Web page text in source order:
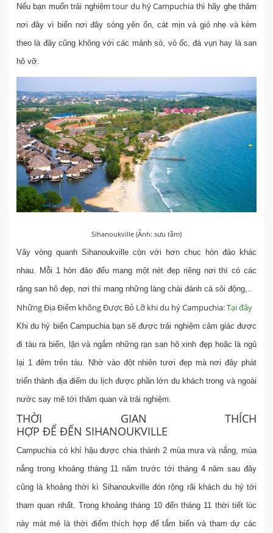
Nếu bạn muốn trải nghiệm tour du hý Campuchia thì hãy ghẹ thăm
nơi đây vì biển nơi đây sóng yên ổn, cát mịn và gió nhẹ và kèm
theo là đây cũng không với các mảnh sò, vỏ ốc, đá vụn hay là san
hô vỡ.
Sihanoukville (Ảnh: sưu tầm)
Vây vòng quanh Sihanoukville còn với hơn chục hòn đảo khác
nhau. Mỗi 1 hòn đảo đểu mang một nét đẹp riêng nơi thì có các
rặng san hô đẹp, nơi thì mang những làng chài đánh cá sôi động,..
Những Địa Điểm không Được Bỏ Lỡ khi du hý Campuchia:Tại đây
Khi du hý biển Campuchia bạn sẽ được trải nghiệm cảm giác được
đi tàu ra biển, lặn và ngắm những rạn san hô xinh đẹp hoặc là ngủ
lại 1 đêm trên tàu. Nhờ vào đột nhiên tươi đẹp mà nơi đây phát
triển thành địa điểm du lịch được phần lớn du khách trong và ngoài
nước say mê tới thăm quan và trải nghiệm.
THỜI GIAN THÍCH
HỢP ĐỂ ĐẾN SIHANOUKVILLE
Campuchia có khí hậu được chia thành 2 mùa mưa và nắng, mùa
nắng trong khoảng tháng 11 năm trước tới tháng 4 năm sau đây
cũng là khoảng thời kì Sihanoukville đón rộng rãi khách du hý tới
tham quan nhất. Trong khoảng tháng 10 đến tháng 11 thời tiết lúc
này mát mẻ là thời điểm thích hợp để tắm biển và tham dự các